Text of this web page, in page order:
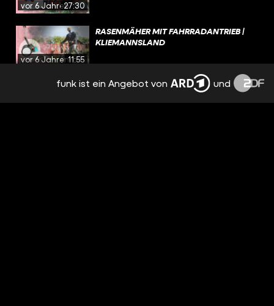
vor 6 Jahren27:30
vor 6 Jahren11:55
RASENMÄHER MIT FAHRRADANTRIEB |
KLIEMANNSLAND
ROLLSTÜHLE AN QUAD HÄNGEN |
FÜHRUNG IM KLIEMANNSLAND
funk ist ein Angebot von und